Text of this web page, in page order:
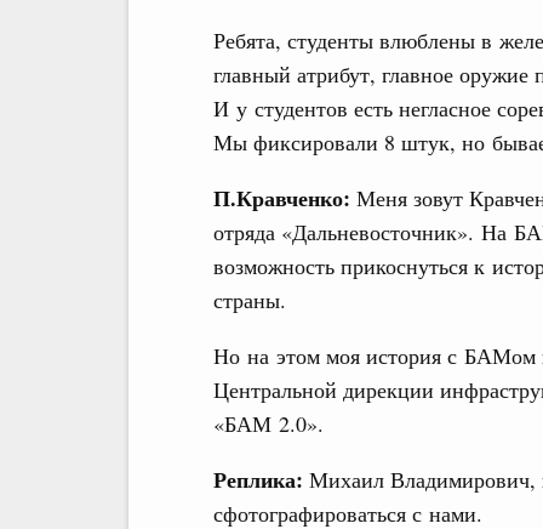
Ребята, студенты влюблены в
главный атрибут, главное оружие
И у студентов есть негласное
Мы фиксировали 8 штук, но
П.Кравченко: Меня зовут
отряда «Дальневосточник». На
возможность прикоснуться к
страны.
Но на этом моя история с БАМом
Центральной дирекции
«БАМ 2.0».
Реплика: Михаил Владимирович,
сфотографироваться с нами.